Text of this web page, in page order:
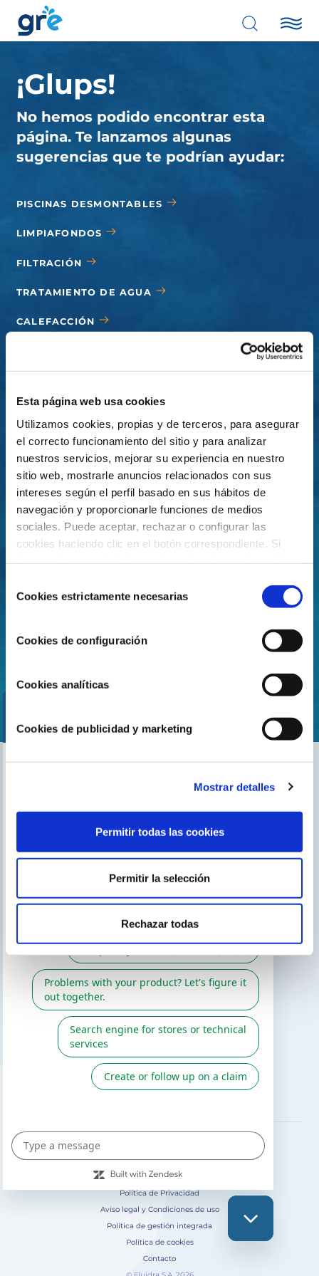
Esta página web usa cookies
Utilizamos cookies, propias y de terceros, para asegurar
el correcto funcionamiento del sitio y para analizar
nuestros servicios, mejorar su experiencia en nuestro
sitio web, mostrarle anuncios relacionados con sus
intereses según el perfil basado en sus hábitos de
navegación y proporcionarle funciones de medios
sociales. Puede aceptar, rechazar o configurar las
cookies haciendo clic en el botón correspondiente. Si
footer de este sitio web.
deCookies estrictamente necesarias
Cookies de configuración
Cookies analíticas
Cookies de publicidad y marketing
Mostrar detalles
Permitir todas las cookies
Permitir la selección
Rechazar todas
¡Glups!
No hemos podido encontrar esta
página. Te lanzamos algunas
sugerencias que te podrían ayudar:
PISCINAS DESMONTABLES
LIMPIAFONDOS
FILTRACIÓN
TRATAMIENTO DE AGUA
CALEFACCIÓN
Encuentra nuestro distribuidor más cercano
TE PUEDE INTERESAR
El blog de Gre
Buscar instalador
Servicio de postventa
Catálogo Gre / Zodiac
SÍGUENOS EN
Política de Privacidad
Aviso legal y Condiciones de uso
Política de gestión integrada
Política de cookies
Contacto